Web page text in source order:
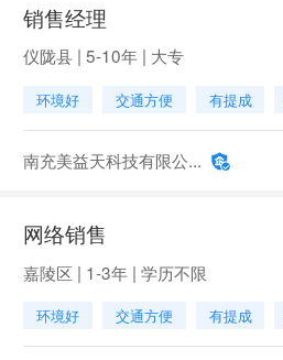
销售经理
仪陇县 | 5-10年 | 大专
环境好 交通方便 有提成
南充美益天科技有限公...
网络销售
嘉陵区 | 1-3年 | 学历不限
环境好 交通方便 有提成